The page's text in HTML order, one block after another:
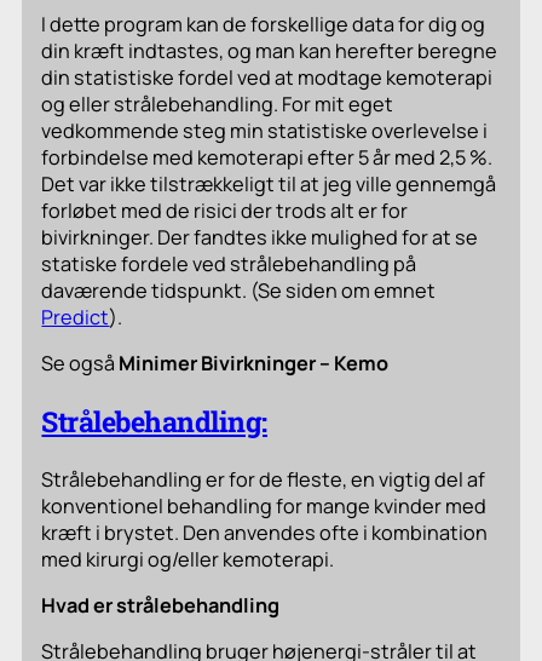
I dette program kan de forskellige data for dig og
din kræft indtastes, og man kan herefter beregne
din statistiske fordel ved at modtage kemoterapi
og eller strålebehandling. For mit eget
vedkommende steg min statistiske overlevelse i
forbindelse med kemoterapi efter 5 år med 2,5 %.
Det var ikke tilstrækkeligt til at jeg ville gennemgå
forløbet med de risici der trods alt er for
bivirkninger. Der fandtes ikke mulighed for at se
statiske fordele ved strålebehandling på
daværende tidspunkt. (Se siden om emnet
Predict).
Se også Minimer Bivirkninger – Kemo
Strålebehandling:
Strålebehandling er for de fleste, en vigtig del af
konventionel behandling for mange kvinder med
kræft i brystet. Den anvendes ofte i kombination
med kirurgi og/eller kemoterapi.
Hvad er strålebehandling
Strålebehandling bruger højenergi-stråler til at